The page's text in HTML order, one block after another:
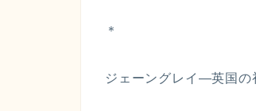
＊
ジェーングレイ—英国の